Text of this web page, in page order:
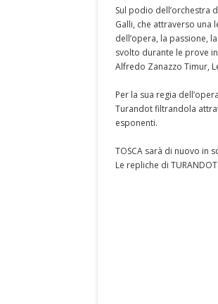
Sul podio dell’orchestra
Galli, che attraverso
dell’opera, la passione,
svolto durante le prove
Alfredo Zanazzo Timur,
Per la sua regia
Turandot filtrandola
esponenti.
TOSCA sarà di nuovo in
Le repliche di